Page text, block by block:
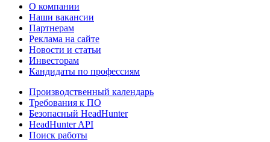
О компании
Наши вакансии
Партнерам
Реклама на сайте
Новости и статьи
Инвесторам
Кандидаты по профессиям
Производственный календарь
Требования к ПО
Безопасный HeadHunter
HeadHunter API
Поиск работы